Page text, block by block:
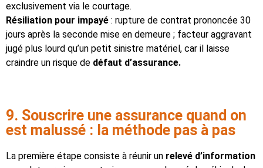
exclusivement via le courtage.
Résiliation pour impayé : rupture de contrat prononcée 30
jours après la seconde mise en demeure ; facteur aggravant
jugé plus lourd qu’un petit sinistre matériel, car il laisse
craindre un risque de défaut d’assurance.
9. Souscrire une assurance quand on
est malussé : la méthode pas à pas
La première étape consiste à réunir un relevé d’information